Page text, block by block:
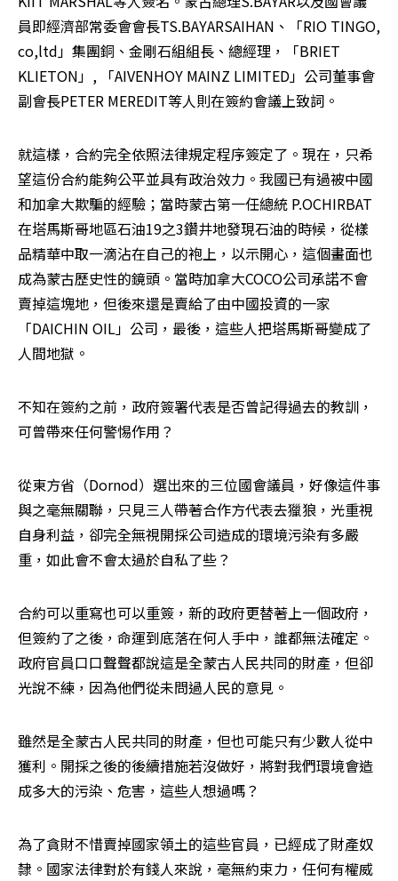
員即經濟部常委會會長TS.BAYARSAIHAN、「RIO TINGO,
co,ltd」集團銅、金剛石組組長、總經理，「BRIET
KLIETON」, 「AIVENHOY MAINZ LIMITED」公司董事會
副會長PETER MEREDIT等人則在簽約會議上致詞。
就這樣，合約完全依照法律規定程序簽定了。現在，只希
望這份合約能夠公平並具有政治效力。我國已有過被中國
和加拿大欺騙的經驗；當時蒙古第一任總統 P.OCHIRBAT
在塔馬斯哥地區石油19之3鑽井地發現石油的時候，從樣
品精華中取一滴沾在自己的袍上，以示開心，這個畫面也
成為蒙古歷史性的鏡頭。當時加拿大COCO公司承諾不會
賣掉這塊地，但後來還是賣給了由中國投資的一家
「DAICHIN OIL」公司，最後，這些人把塔馬斯哥變成了
人間地獄。
不知在簽約之前，政府簽署代表是否曾記得過去的教訓，
可曾帶來任何警惕作用？
從東方省（Dornod）選出來的三位國會議員，好像這件事
與之毫無關聯，只見三人帶著合作方代表去獵狼，光重視
自身利益，卻完全無視開採公司造成的環境污染有多嚴
重，如此會不會太過於自私了些？
合約可以重寫也可以重簽，新的政府更替著上一個政府，
但簽約了之後，命運到底落在何人手中，誰都無法確定。
政府官員口口聲聲都說這是全蒙古人民共同的財產，但卻
光說不練，因為他們從未問過人民的意見。
雖然是全蒙古人民共同的財產，但也可能只有少數人從中
獲利。開採之後的後續措施若沒做好，將對我們環境會造
成多大的污染、危害，這些人想過嗎？
為了貪財不惜賣掉國家領土的這些官員，已經成了財產奴
隸。國家法律對於有錢人來說，毫無約束力，任何有權威